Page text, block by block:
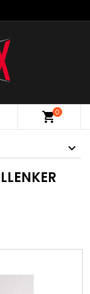
shopping_cart0